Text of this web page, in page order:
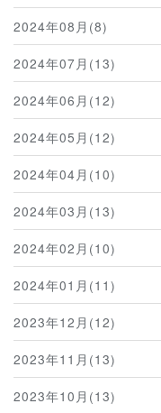
2024年08月(8)
2024年07月(13)
2024年06月(12)
2024年05月(12)
2024年04月(10)
2024年03月(13)
2024年02月(10)
2024年01月(11)
2023年12月(12)
2023年11月(13)
2023年10月(13)